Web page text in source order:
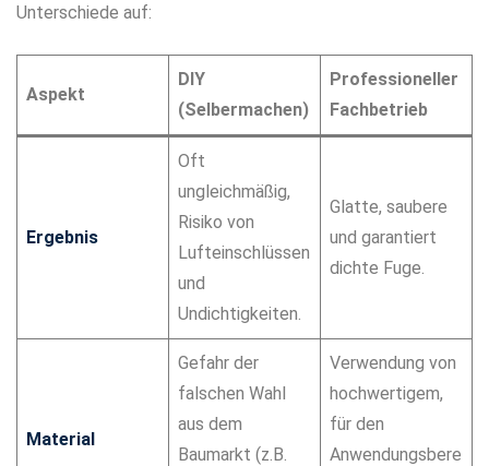
Unterschiede auf:
Aspekt
DIY
(Selbermachen)
Professioneller
Fachbetrieb
Ergebnis
Oft
ungleichmäßig,
Risiko von
Lufteinschlüssen
und
Undichtigkeiten.
Glatte, saubere
und garantiert
dichte Fuge.
Material
Gefahr der
falschen Wahl
aus dem
Baumarkt (z.B.
Verwendung von
hochwertigem,
für den
Anwendungsbere